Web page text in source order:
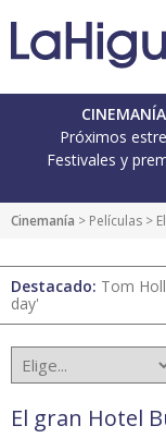
Próximos
Festivales y
Cinemanía > Películas >
Destacado: Tom
day'
El gran Hotel